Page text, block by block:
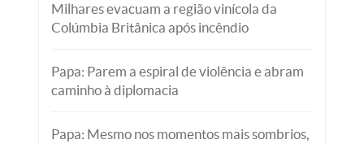
Milhares evacuam a região vinícola da
Colúmbia Britânica após incêndio
Papa: Parem a espiral de violência e abram
caminho à diplomacia
Papa: Mesmo nos momentos mais sombrios,